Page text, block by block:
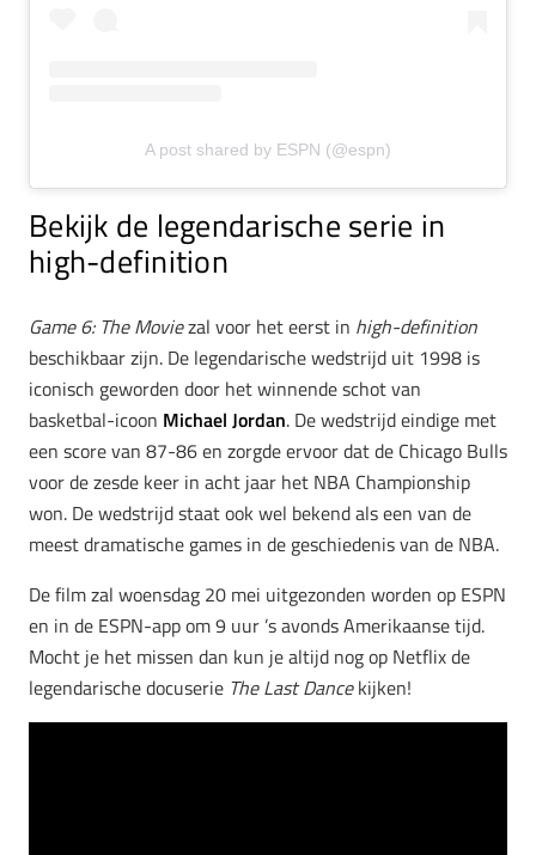
A post shared by ESPN (@espn)
Bekijk de legendarische serie in
high-definition
Game 6: The Moviezal voor het eerst in high-definition
beschikbaar zijn. De legendarische wedstrijd uit 1998 is
iconisch geworden door het winnende schot van
basketbal-icoon Michael Jordan. De wedstrijd eindige met
een score van 87-86 en zorgde ervoor dat de Chicago Bulls
voor de zesde keer in acht jaar het NBA Championship
won. De wedstrijd staat ook wel bekend als een van de
meest dramatische games in de geschiedenis van de NBA.
De film zal woensdag 20 mei uitgezonden worden op ESPN
en in de ESPN-app om 9 uur ’s avonds Amerikaanse tijd.
Mocht je het missen dan kun je altijd nog op Netflix de
legendarische docuserie The Last Dancekijken!